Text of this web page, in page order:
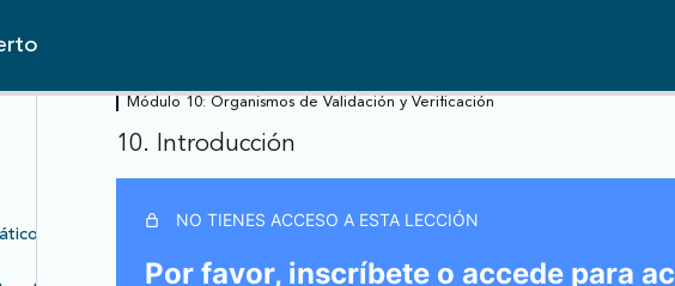
y el Acuerdo de París
Módulo 10: Organismos de Validación y Verificación
10. Introducción
NO TIENES ACCESO A ESTA LECCIÓN
Por favor, inscríbete o accede para